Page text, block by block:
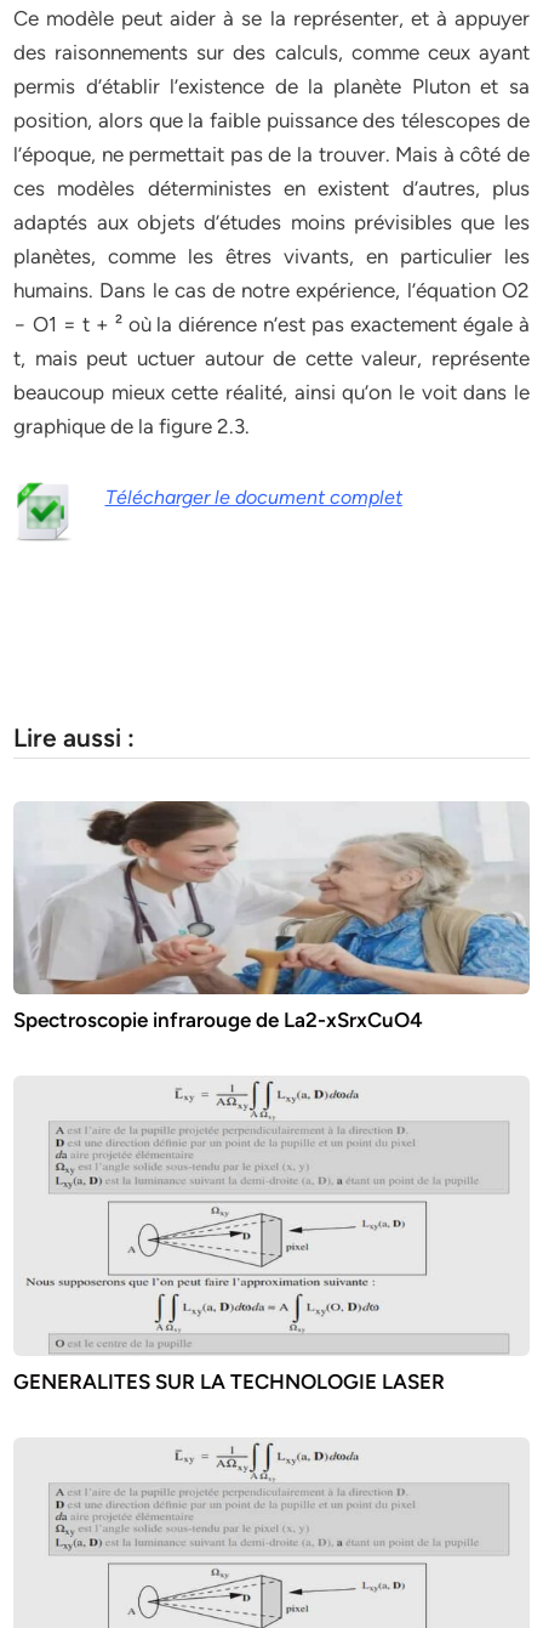
Ce modèle peut aider à se la représenter, et à appuyer
des raisonnements sur des calculs, comme ceux ayant
permis d’établir l’existence de la planète Pluton et sa
position, alors que la faible puissance des télescopes de
l’époque, ne permettait pas de la trouver. Mais à côté de
ces modèles déterministes en existent d’autres, plus
adaptés aux objets d’études moins prévisibles que les
planètes, comme les êtres vivants, en particulier les
humains. Dans le cas de notre expérience, l’équation O2
− O1 = t + ² où la diérence n’est pas exactement égale à
t, mais peut uctuer autour de cette valeur, représente
beaucoup mieux cette réalité, ainsi qu’on le voit dans le
graphique de la figure 2.3.
Télécharger le document complet
Lire aussi :
Spectroscopie infrarouge de La2-xSrxCuO4
GENERALITES SUR LA TECHNOLOGIE LASER